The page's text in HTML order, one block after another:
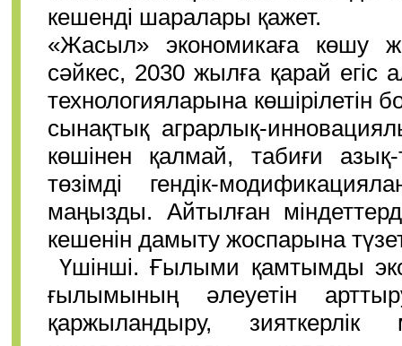
кешенді шаралары қажет.
«Жасыл» экономикаға көшу
сәйкес, 2030 жылға қарай
технологияларына
сынақтық аграрлық-
көшінен қалмай, табиғи азық-
төзімді гендік-
маңызды. Айтылған
кешенін дамыту жоспарына
Үшінші. Ғылыми қамтымды
ғылымының әлеуетін
қаржыландыру,